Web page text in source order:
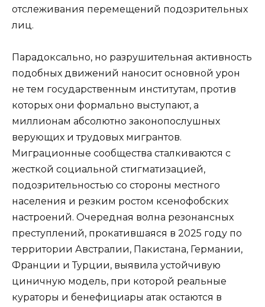
отслеживания перемещений подозрительных
лиц.
Парадоксально, но разрушительная активность
подобных движений наносит основной урон
не тем государственным институтам, против
которых они формально выступают, а
миллионам абсолютно законопослушных
верующих и трудовых мигрантов.
Миграционные сообщества сталкиваются с
жесткой социальной стигматизацией,
подозрительностью со стороны местного
населения и резким ростом ксенофобских
настроений. Очередная волна резонансных
преступлений, прокатившаяся в 2025 году по
территории Австралии, Пакистана, Германии,
Франции и Турции, выявила устойчивую
циничную модель, при которой реальные
кураторы и бенефициары атак остаются в